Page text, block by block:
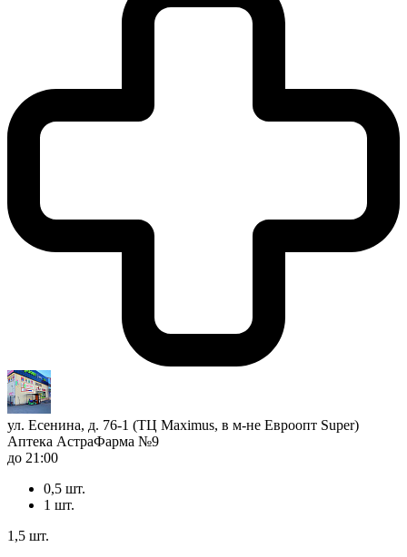
ул. Есенина, д. 76-1 (ТЦ Maximus, в м-не Евроопт Super)
Аптека АстраФарма №9
до 21:00
0,5 шт.
1 шт.
1,5 шт.